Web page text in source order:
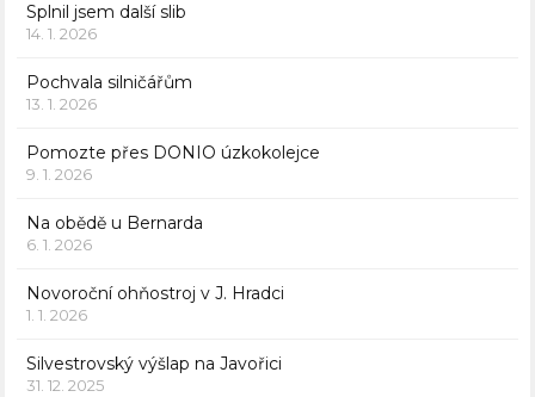
Splnil jsem další slib
14. 1. 2026
Pochvala silničářům
13. 1. 2026
Pomozte přes DONIO úzkokolejce
9. 1. 2026
Na obědě u Bernarda
6. 1. 2026
Novoroční ohňostroj v J. Hradci
1. 1. 2026
Silvestrovský výšlap na Javořici
31. 12. 2025